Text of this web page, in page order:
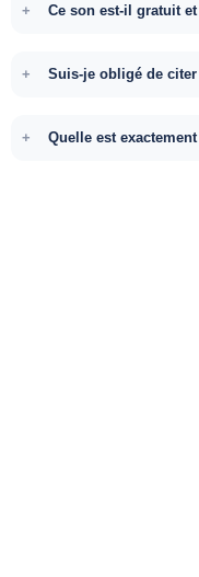
Ce son est-il gratuit
Suis-je obligé de
Quelle est